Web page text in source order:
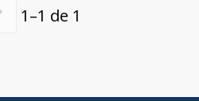
1–1 de 1